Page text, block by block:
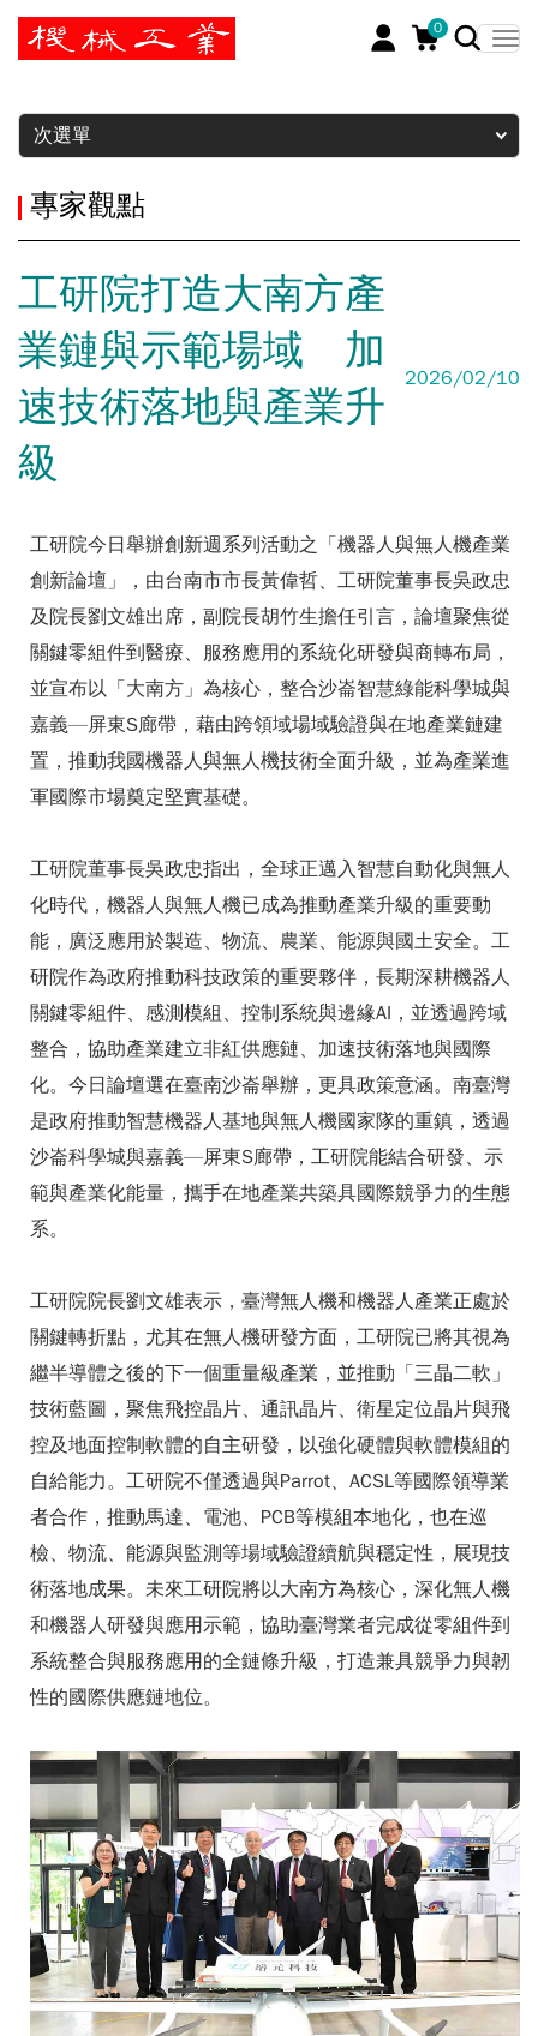
0
暫停
次選單
專家觀點
工研院打造大南方產
業鏈與示範場域 加
速技術落地與產業升
級
2026/02/10
工研院今日舉辦創新週系列活動之「機器人與無人機產業
創新論壇」，由台南市市長黃偉哲、工研院董事長吳政忠
及院長劉文雄出席，副院長胡竹生擔任引言，論壇聚焦從
關鍵零組件到醫療、服務應用的系統化研發與商轉布局，
並宣布以「大南方」為核心，整合沙崙智慧綠能科學城與
嘉義—屏東S廊帶，藉由跨領域場域驗證與在地產業鏈建
置，推動我國機器人與無人機技術全面升級，並為產業進
軍國際市場奠定堅實基礎。
工研院董事長吳政忠指出，全球正邁入智慧自動化與無人
化時代，機器人與無人機已成為推動產業升級的重要動
能，廣泛應用於製造、物流、農業、能源與國土安全。工
研院作為政府推動科技政策的重要夥伴，長期深耕機器人
關鍵零組件、感測模組、控制系統與邊緣AI，並透過跨域
整合，協助產業建立非紅供應鏈、加速技術落地與國際
化。今日論壇選在臺南沙崙舉辦，更具政策意涵。南臺灣
是政府推動智慧機器人基地與無人機國家隊的重鎮，透過
沙崙科學城與嘉義—屏東S廊帶，工研院能結合研發、示
範與產業化能量，攜手在地產業共築具國際競爭力的生態
系。
工研院院長劉文雄表示，臺灣無人機和機器人產業正處於
關鍵轉折點，尤其在無人機研發方面，工研院已將其視為
繼半導體之後的下一個重量級產業，並推動「三晶二軟」
技術藍圖，聚焦飛控晶片、通訊晶片、衛星定位晶片與飛
控及地面控制軟體的自主研發，以強化硬體與軟體模組的
自給能力。工研院不僅透過與Parrot、ACSL等國際領導業
者合作，推動馬達、電池、PCB等模組本地化，也在巡
檢、物流、能源與監測等場域驗證續航與穩定性，展現技
術落地成果。未來工研院將以大南方為核心，深化無人機
和機器人研發與應用示範，協助臺灣業者完成從零組件到
系統整合與服務應用的全鏈條升級，打造兼具競爭力與韌
性的國際供應鏈地位。